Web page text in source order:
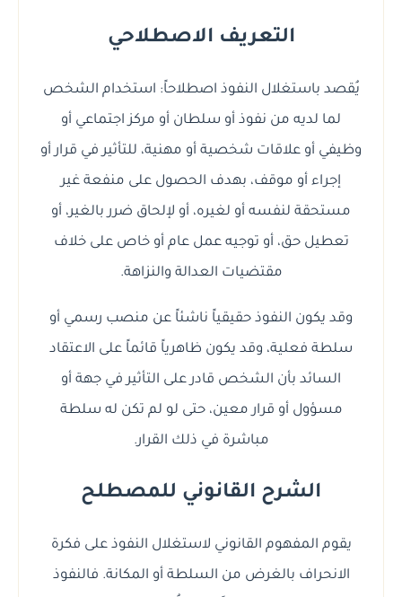
التعريف الاصطلاحي
يُقصد باستغلال النفوذ اصطلاحاً: استخدام الشخص
لما لديه من نفوذ أو سلطان أو مركز اجتماعي أو
وظيفي أو علاقات شخصية أو مهنية، للتأثير في قرار أو
إجراء أو موقف، بهدف الحصول على منفعة غير
مستحقة لنفسه أو لغيره، أو لإلحاق ضرر بالغير، أو
تعطيل حق، أو توجيه عمل عام أو خاص على خلاف
مقتضيات العدالة والنزاهة.
وقد يكون النفوذ حقيقياً ناشئاً عن منصب رسمي أو
سلطة فعلية، وقد يكون ظاهرياً قائماً على الاعتقاد
السائد بأن الشخص قادر على التأثير في جهة أو
مسؤول أو قرار معين، حتى لو لم تكن له سلطة
مباشرة في ذلك القرار.
الشرح القانوني للمصطلح
يقوم المفهوم القانوني لاستغلال النفوذ على فكرة
الانحراف بالغرض من السلطة أو المكانة. فالنفوذ